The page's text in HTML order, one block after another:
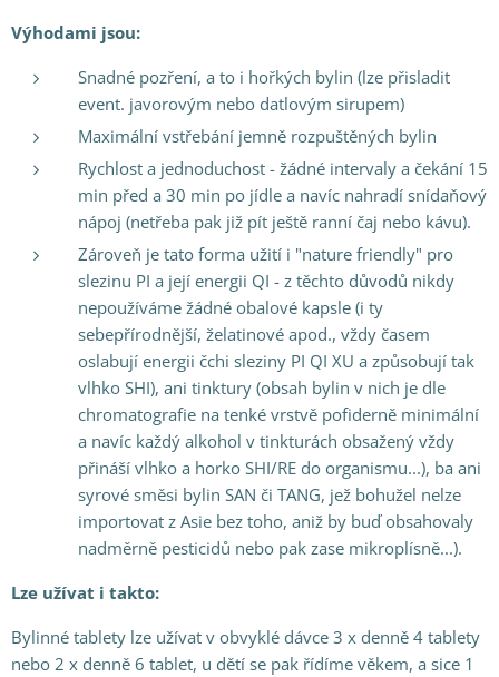
Výhodami jsou:
Snadné pozření, a to i hořkých bylin (lze přisladit
event. javorovým nebo datlovým sirupem)
Maximální vstřebání jemně rozpuštěných bylin
Rychlost a jednoduchost - žádné intervaly a čekání 15
min před a 30 min po jídle a navíc nahradí snídaňový
nápoj (netřeba pak již pít ještě ranní čaj nebo kávu).
Zároveň je tato forma užití i "nature friendly" pro
slezinu PI a její energii QI - z těchto důvodů nikdy
nepoužíváme žádné obalové kapsle (i ty
sebepřírodnější, želatinové apod., vždy časem
oslabují energii čchi sleziny PI QI XU a způsobují tak
vlhko SHI), ani tinktury (obsah bylin v nich je dle
chromatografie na tenké vrstvě pofiderně minimální
a navíc každý alkohol v tinkturách obsažený vždy
přináší vlhko a horko SHI/RE do organismu...), ba ani
syrové směsi bylin SAN či TANG, jež bohužel nelze
importovat z Asie bez toho, aniž by buď obsahovaly
nadměrně pesticidů nebo pak zase mikroplísně...).
Lze užívat i takto:
Bylinné tablety lze užívat v obvyklé dávce 3 x denně 4 tablety
nebo 2 x denně 6 tablet, u dětí se pak řídíme věkem, a sice 1